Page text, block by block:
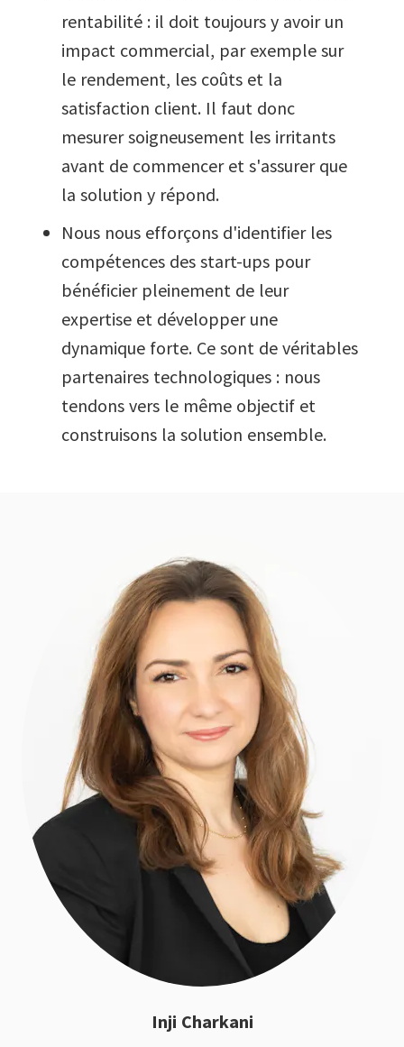
rentabilité : il doit toujours y avoir un
impact commercial, par exemple sur
le rendement, les coûts et la
satisfaction client. Il faut donc
mesurer soigneusement les irritants
avant de commencer et s'assurer que
la solution y répond.
Nous nous efforçons d'identifier les
compétences des start-ups pour
bénéficier pleinement de leur
expertise et développer une
dynamique forte. Ce sont de véritables
partenaires technologiques : nous
tendons vers le même objectif et
construisons la solution ensemble.
Inji Charkani